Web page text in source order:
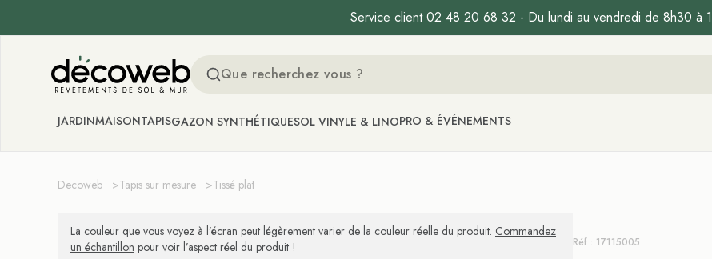
Service client 02 48 20 68 32 - Du lundi au vendredi de 8h30 à
Decoweb
JARDINMAISONTAPISGAZON SYNTHÉTIQUESOL VINYLE & LINOPRO & ÉVÉNEMENTS
Decoweb >Tapis sur mesure >Tissé plat
La couleur que vous voyez à l’écran peut légèrement varier de la couleur réelle du produit. Commandez
un échantillon pour voir l’aspect réel du produit ! Réf : 17115005